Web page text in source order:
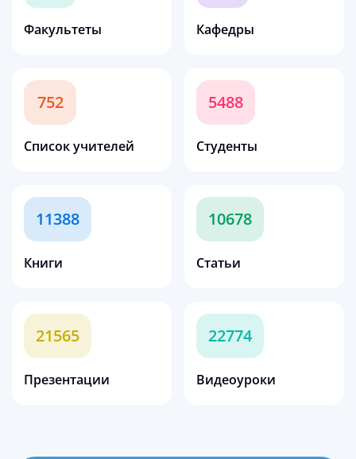
Факультеты Кафедры
752
Список учителей
5488
Студенты
11388
Книги
10678
Статьи
21565
Презентации
22774
Видеоуроки